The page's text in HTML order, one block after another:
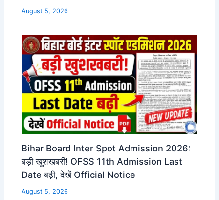
August 5, 2026
Bihar Board Inter Spot Admission 2026:
बड़ी खुशखबरी! OFSS 11th Admission Last
Date बढ़ी, देखें Official Notice
August 5, 2026